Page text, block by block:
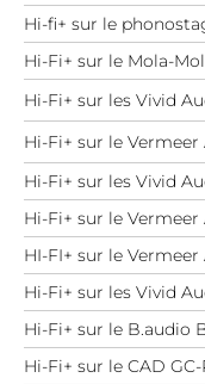
Hi-fi+ sur le
Hi-Fi+ sur le Mola-
Hi-Fi+ sur les Vivid
Hi-Fi+ sur le
Hi-Fi+ sur les Vivid
Hi-Fi+ sur le Vermeer
HI-FI+ sur le
Hi-Fi+ sur les Vivid
Hi-Fi+ sur le B.audio
Hi-Fi+ sur le CAD